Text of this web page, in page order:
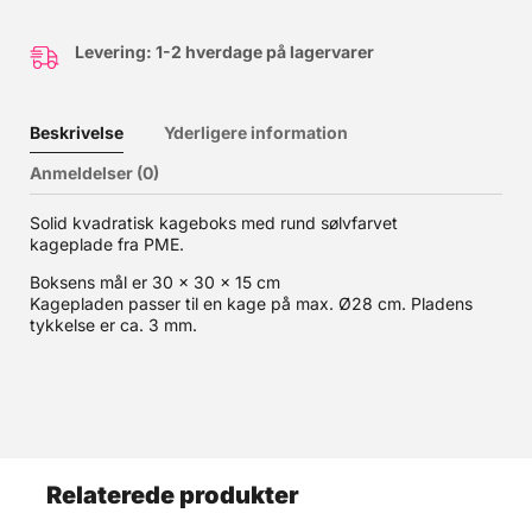
Levering: 1-2 hverdage på lagervarer
Beskrivelse
Yderligere information
Anmeldelser (0)
Solid kvadratisk kageboks med rund sølvfarvet
kageplade fra PME.
Boksens mål er 30 x 30 x 15 cm
Kagepladen passer til en kage på max. Ø28 cm. Pladens
tykkelse er ca. 3 mm.
Relaterede produkter